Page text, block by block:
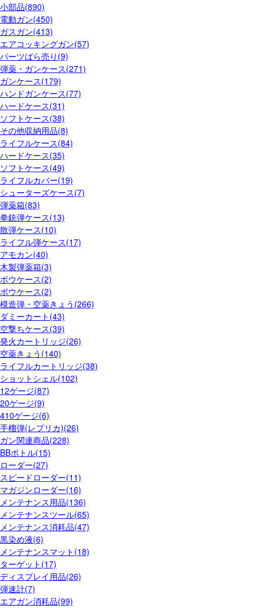
小部品(890)
電動ガン(450)
ガスガン(413)
エアコッキングガン(57)
パーツばら売り(9)
弾薬・ガンケース(271)
ガンケース(179)
ハンドガンケース(77)
ハードケース(31)
ソフトケース(38)
その他収納用品(8)
ライフルケース(84)
ハードケース(35)
ソフトケース(49)
ライフルカバー(19)
シューターズケース(7)
弾薬箱(83)
拳銃弾ケース(13)
散弾ケース(10)
ライフル弾ケース(17)
アモカン(40)
木製弾薬箱(3)
ボウケース(2)
ボウケース(2)
模造弾・空薬きょう(266)
ダミーカート(43)
空撃ちケース(39)
発火カートリッジ(26)
空薬きょう(140)
ライフルカートリッジ(38)
ショットシェル(102)
12ゲージ(87)
20ゲージ(9)
410ゲージ(6)
手榴弾(レプリカ)(26)
ガン関連商品(228)
BBボトル(15)
ローダー(27)
スピードローダー(11)
マガジンローダー(16)
メンテナンス用品(136)
メンテナンスツール(65)
メンテナンス消耗品(47)
黒染め液(6)
メンテナンスマット(18)
ターゲット(17)
ディスプレイ用品(26)
弾速計(7)
エアガン消耗品(99)